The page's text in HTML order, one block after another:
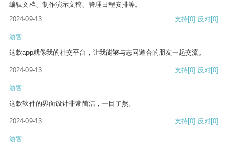
编辑文档、制作演示文稿、管理日程安排等。
2024-09-13
支持[0] 反对[0]
游客
这款app就像我的社交平台，让我能够与志同道合的朋友一起交流。
2024-09-13 支持[0] 反对[0]
游客
这款软件的界面设计非常简洁，一目了然。
2024-09-13 支持[0] 反对[0]
游客